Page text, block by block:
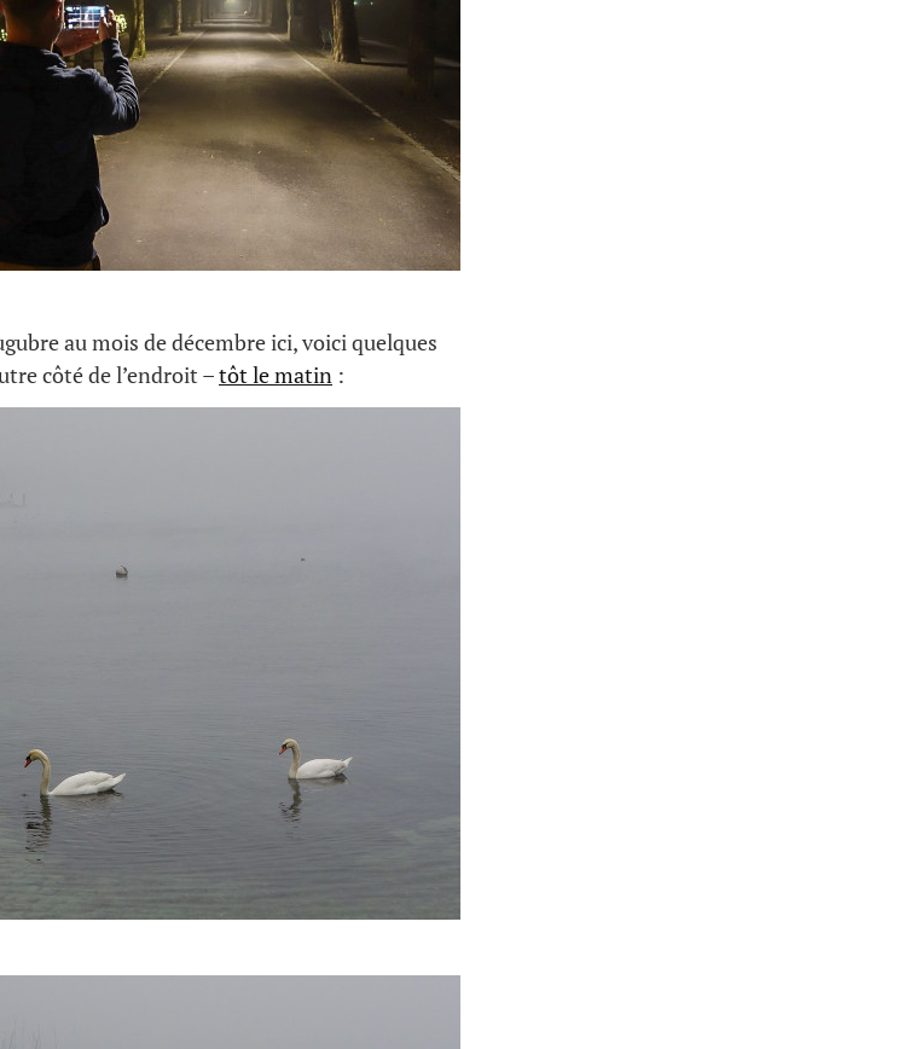
au mois de décembre ici, voici quelques
côté de l’endroit –tôt le matin :